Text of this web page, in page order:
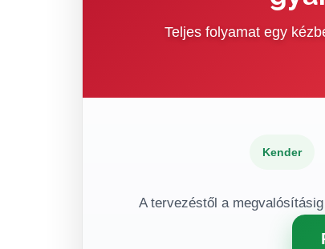
Teljes folyamat egy
Kender
A tervezéstől a